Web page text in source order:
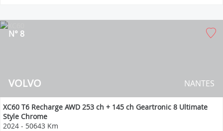
VOLVO
N° 8
NANTES
XC60 T6 Recharge AWD 253 ch + 145 ch Geartronic 8 Ultimate
Style Chrome
2024 - 50643 Km